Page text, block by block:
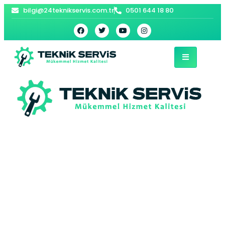
bilgi@24teknikservis.com.tr 0501 644 18 80